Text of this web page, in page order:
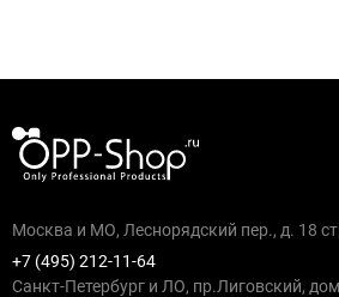
Москва и МО, Леснорядский пер., д. 18
+7 (495) 212-11-64
Санкт-Петербург и ЛО, пр.Лиговский,